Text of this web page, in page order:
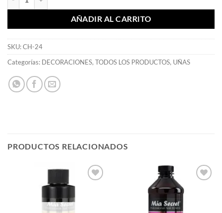
AÑADIR AL CARRITO
SKU:CH-24
Categorías: DECORACIONES, TODOS LOS PRODUCTOS, UÑAS
PRODUCTOS RELACIONADOS